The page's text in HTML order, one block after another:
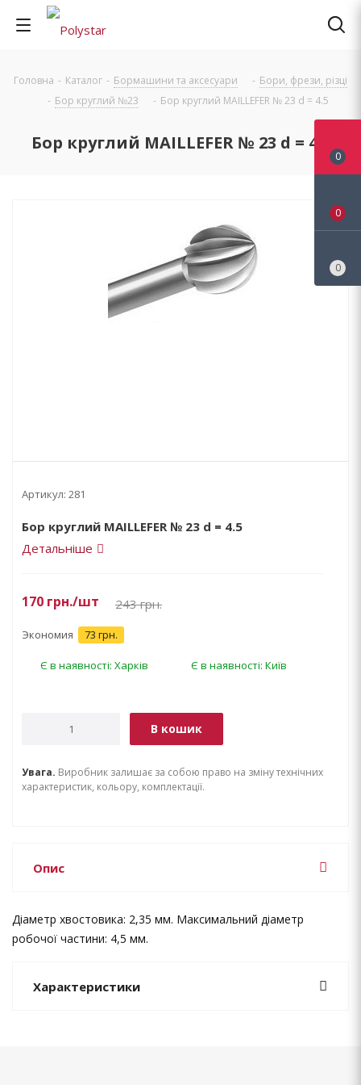
Головна - Каталог - Бормашини та аксесуари - Бори, фрези, різці
- Бор круглий №23 - Бор круглий MAILLEFER № 23 d = 4.5
Бор круглий MAILLEFER № 23 d = 4.5
Артикул: 281
Бор круглий MAILLEFER № 23 d = 4.5
Детальніше
170 грн./шт 243грн.
Экономия 73 грн.
Є в наявності: Харків Є в наявності: Київ
В кошик
Увага. Виробник залишає за собою право на зміну технічних
характеристик, кольору, комплектації.
Опис
Діаметр хвостовика: 2,35 мм. Максимальний діаметр
робочої частини: 4,5 мм.
Характеристики
0
0
0